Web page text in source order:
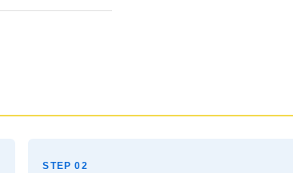
STEP 02